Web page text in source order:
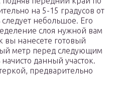
на 5-15 градусов от
небольшое. Его
слоя нужной вам
вы нанесете готовый
метр перед следующим
данный участок.
предварительно